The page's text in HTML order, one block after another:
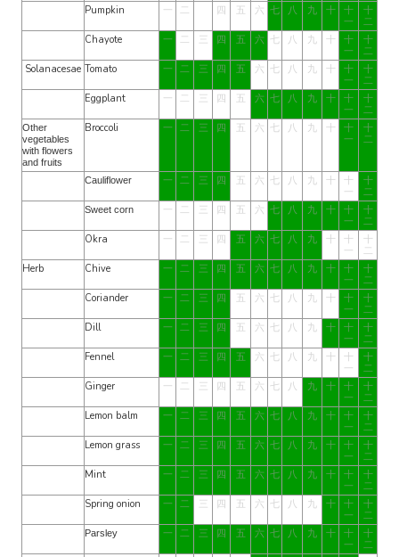
Pumpkin
一 二 四 五 六 七 八 九 十
十
一
十
二
Chayote
一 二 三 四 五 六 七 八 九 十
十
一
十
二
Solanacesae Tomato 一 二 三 四 五 六 七 八 九 十
十
一
十
二
Eggplant
一 二 三 四 五 六 七 八 九 十
十
一
十
二
Other
vegetables
with flowers
and fruits
Broccoli 一 二 三 四 五 六 七 八 九 十
十
一
十
二
Cauliflower 一 二 三 四 五 六 七 八 九 十
十
一
十
二
Sweet corn 一 二 三 四 五 六 七 八 九 十
十
一
十
二
Okra
一 二 三 四 五 六 七 八 九 十
十
一
十
二
Herb
Chive 一 二 三 四 五 六 七 八 九 十
十
一
十
二
Coriander
一 二 三 四 五 六 七 八 九 十
十
一
十
二
Dill
一 二 三 四 五 六 七 八 九 十
十
一
十
二
Fennel
一 二 三 四 五 六 七 八 九 十
十
一
十
二
Ginger
一 二 三 四 五 六 七 八 九 十
十
一
十
二
Lemon balm
一 二 三 四 五 六 七 八 九 十
十
一
十
二
Lemon grass
一 二 三 四 五 六 七 八 九 十
十
一
十
二
Mint
一 二 三 四 五 六 七 八 九 十
十
一
十
二
Spring onion
一 二 三 四 五 六 七 八 九 十
十
一
十
二
Parsley 一 二 三 四 五 六 七 八 九 十
十
一
十
二